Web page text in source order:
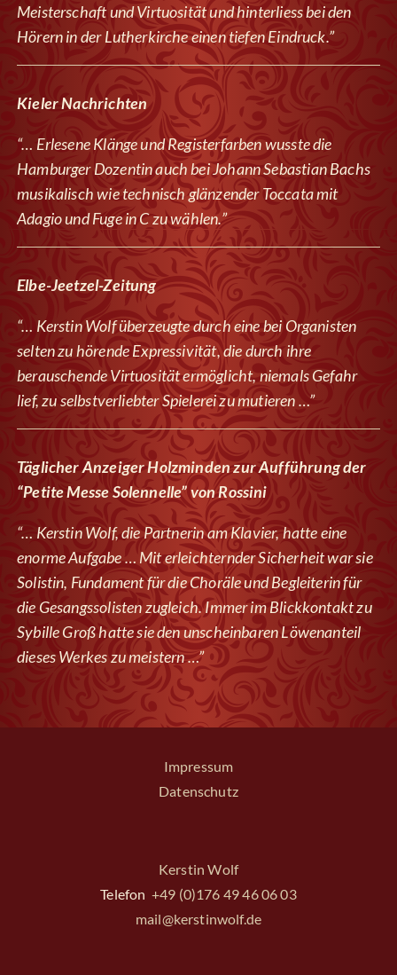
Meisterschaft und Virtuosität und hinterliess bei den
Hörern in der Lutherkirche einen tiefen Eindruck.”
Kieler Nachrichten
“… Erlesene Klänge und Registerfarben wusste die
Hamburger Dozentin auch bei Johann Sebastian Bachs
musikalisch wie technisch glänzender Toccata mit
Adagio und Fuge in C zu wählen.”
Elbe-Jeetzel-Zeitung
“… Kerstin Wolf überzeugte durch eine bei Organisten
selten zu hörende Expressivität, die durch ihre
berauschende Virtuosität ermöglicht, niemals Gefahr
lief, zu selbstverliebter Spielerei zu mutieren …”
Täglicher Anzeiger Holzminden zur Aufführung der
“Petite Messe Solennelle” von Rossini
“… Kerstin Wolf, die Partnerin am Klavier, hatte eine
enorme Aufgabe … Mit erleichternder Sicherheit war sie
Solistin, Fundament für die Choräle und Begleiterin für
die Gesangssolisten zugleich. Immer im Blickkontakt zu
Sybille Groß hatte sie den unscheinbaren Löwenanteil
dieses Werkes zu meistern …”
Impressum
Datenschutz
Kerstin Wolf
Telefon +49 (0)176 49 46 06 03
mail@kerstinwolf.de